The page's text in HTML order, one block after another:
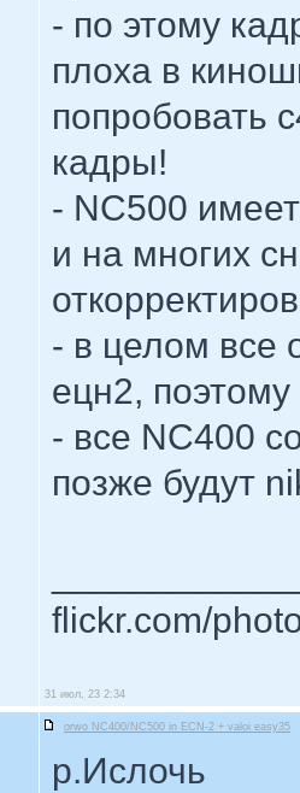
- по этому
плоха в
попробовать
кадры!
- NC500
и на многих
- в целом все
ецн2,
- все NC400
позже будут
flickr.com/
31 июл, 23 2:34
orwo NC400/NC500 in ECN-2 + valoi easy35
р.Ислочь